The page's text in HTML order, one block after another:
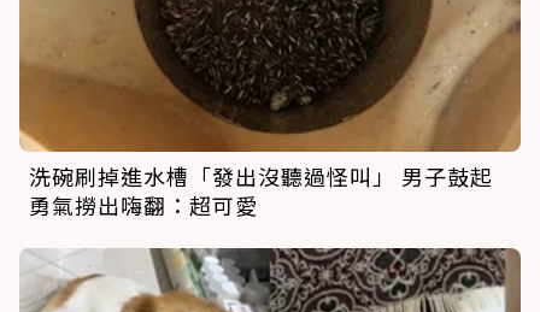
洗碗刷掉進水槽「發出沒聽過怪叫」 男子鼓起
勇氣撈出嗨翻：超可愛